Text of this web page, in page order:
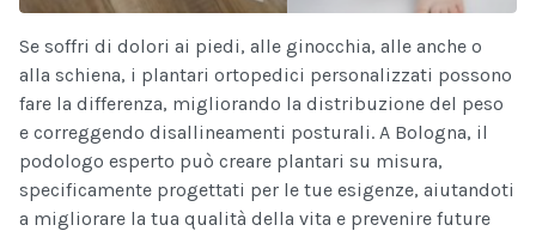
Se soffri di dolori ai piedi, alle ginocchia, alle anche o
alla schiena, i plantari ortopedici personalizzati possono
fare la differenza, migliorando la distribuzione del peso
e correggendo disallineamenti posturali. A Bologna, il
podologo esperto può creare plantari su misura,
specificamente progettati per le tue esigenze, aiutandoti
a migliorare la tua qualità della vita e prevenire future